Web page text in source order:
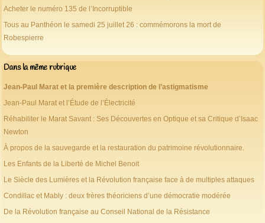
Acheter le numéro 135 de l’Incorruptible
Tous au Panthéon le samedi 25 juillet 26 : commémorons la mort de
Robespierre
Dans la même rubrique
Jean-Paul Marat et la première description de l’astigmatisme
Jean-Paul Marat et l’Étude de l’Électricité
Réhabiliter le Marat Savant : Ses Découvertes en Optique et sa Critique d’Isaac
Newton
À propos de la sauvegarde et la restauration du patrimoine révolutionnaire.
Les Enfants de la Liberté de Michel Benoit
Le Siècle des Lumières et la Révolution française face à de multiples attaques
Condillac et Mably : deux frères théoriciens d’une démocratie modérée
De la Révolution française au Conseil National de la Résistance